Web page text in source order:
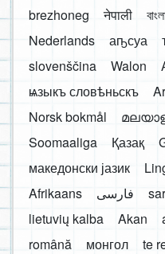
brezhoneg नेपाली
Nederlands
аҧсуа
slovenščina
Walon
ѩзыкъ словѣньскъ
Norsk bokmål
Soomaaliga
Қазақ
македонски јазик
Afrikaans
فارسی
lietuvių kalba
Akan
română
монгол te